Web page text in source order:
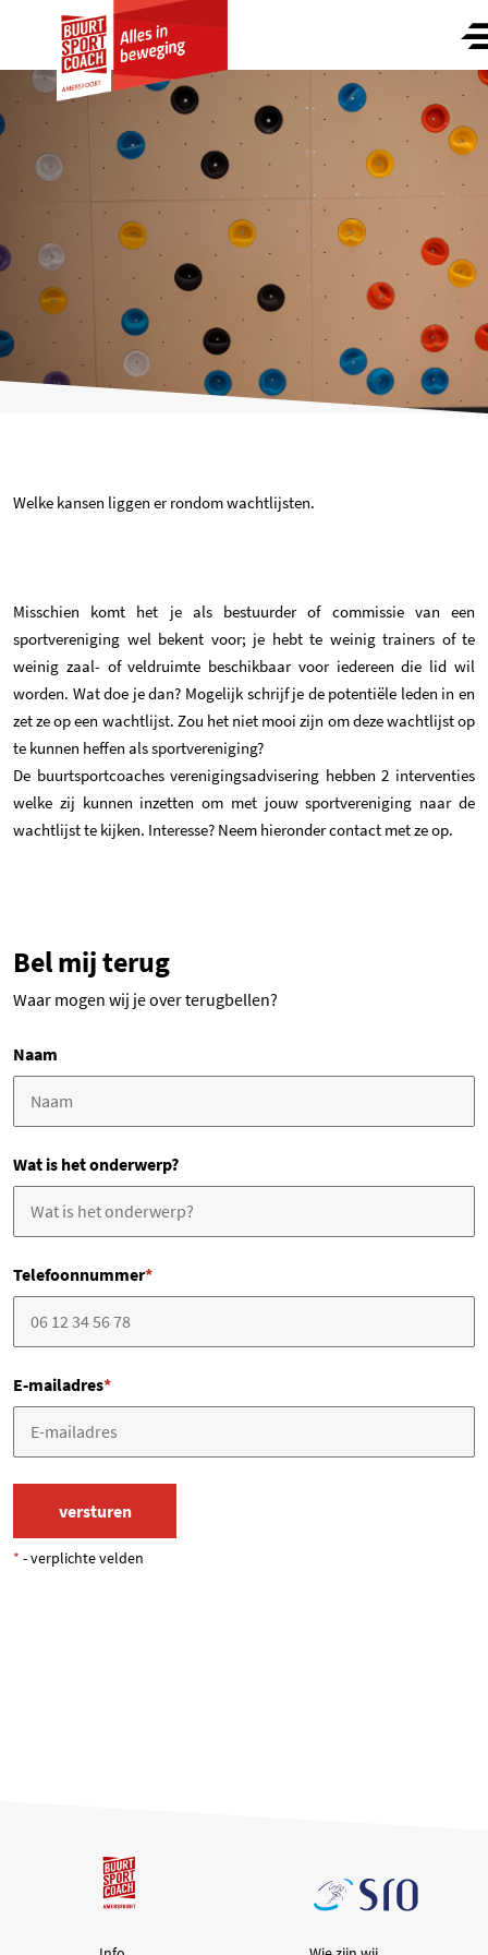
Welke kansen liggen er rondom wachtlijsten.
Hulp bij wachtlijst problematiek
Misschien komt het je als bestuurder of commissie van een
sportvereniging wel bekent voor; je hebt te weinig trainers of te
weinig zaal- of veldruimte beschikbaar voor iedereen die lid wil
worden. Wat doe je dan? Mogelijk schrijf je de potentiële leden in en
zet ze op een wachtlijst. Zou het niet mooi zijn om deze wachtlijst op
te kunnen heffen als sportvereniging?
De buurtsportcoaches verenigingsadvisering hebben 2 interventies
welke zij kunnen inzetten om met jouw sportvereniging naar de
wachtlijst te kijken. Interesse? Neem hieronder contact met ze op.
Bel mij terug
Waar mogen wij je over terugbellen?
Naam
Wat is het onderwerp?
Telefoonnummer*
E-mailadres*
* - verplichte velden